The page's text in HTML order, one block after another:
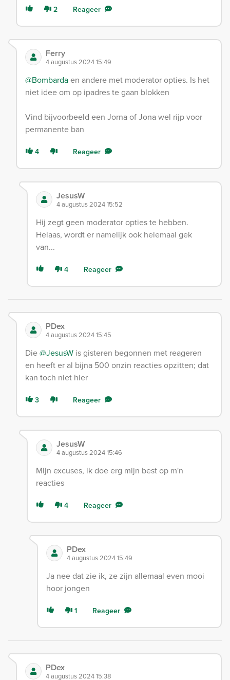
2 Reageer
Ferry
4 augustus 2024 15:49
@Bombardaen andere met moderator opties. Is het
niet idee om op ipadres te gaan blokken
Vind bijvoorbeeld een Jorna of Jona wel rijp voor
permanente ban
4 Reageer
JesusW
4 augustus 2024 15:52
Hij zegt geen moderator opties te hebben.
Helaas, wordt er namelijk ook helemaal gek
van...
4 Reageer
PDex
4 augustus 2024 15:45
Die@JesusW is gisteren begonnen met reageren
en heeft er al bijna 500 onzin reacties opzitten; dat
kan toch niet hier
3 Reageer
JesusW
4 augustus 2024 15:46
Mijn excuses, ik doe erg mijn best op m'n
reacties
4 Reageer
PDex
4 augustus 2024 15:49
Ja nee dat zie ik, ze zijn allemaal even mooi
hoor jongen
1 Reageer
PDex
4 augustus 2024 15:38